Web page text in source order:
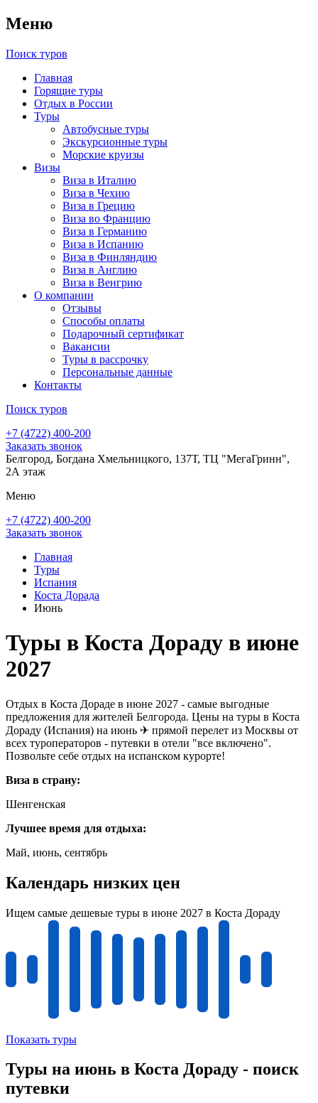
Меню
Поиск туров
Главная
Горящие туры
Отдых в России
Туры
Автобусные туры
Экскурсионные туры
Морские круизы
Визы
Виза в Италию
Виза в Чехию
Виза в Грецию
Виза во Францию
Виза в Германию
Виза в Испанию
Виза в Финляндию
Виза в Англию
Виза в Венгрию
О компании
Отзывы
Способы оплаты
Подарочный сертификат
Вакансии
Туры в рассрочку
Персональные данные
Контакты
Поиск туров
+7 (4722) 400-200
Заказать звонок
Белгород, Богдана Хмельницкого, 137Т, ТЦ "МегаГринн",
2А этаж
Меню
+7 (4722) 400-200
Заказать звонок
Главная
Туры
Испания
Коста Дорада
Июнь
Туры в Коста Дораду в июне
2027
Отдых в Коста Дораде в июне 2027 - самые выгодные
предложения для жителей Белгорода. Цены на туры в Коста
Дораду (Испания) на июнь ✈ прямой перелет из Москвы от
всех туроператоров - путевки в отели "все включено".
Позвольте себе отдых на испанском курорте!
Виза в страну:
Шенгенская
Лучшее время для отдыха:
Май, июнь, сентябрь
Календарь низких цен
Ищем самые дешевые туры в июне 2027 в Коста Дораду
Показать туры
Туры на июнь в Коста Дораду - поиск
путевки